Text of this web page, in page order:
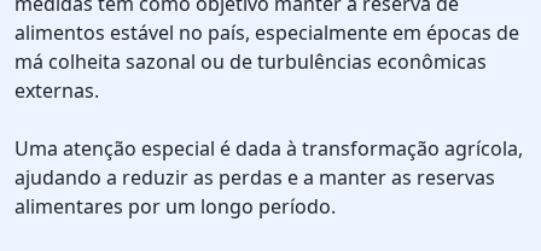
alimentos estável no país, especialmente em épocas de
má colheita sazonal ou de turbulências econômicas
externas.
Uma atenção especial é dada à transformação agrícola,
ajudando a reduzir as perdas e a manter as reservas
alimentares por um longo período.